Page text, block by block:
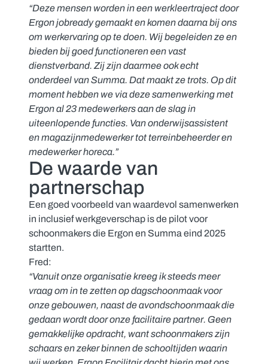
“Deze mensen worden in een werkleertraject door
Ergon jobready gemaakt en komen daarna bij ons
om werkervaring op te doen. Wij begeleiden ze en
bieden bij goed functioneren een vast
dienstverband. Zij zijn daarmee ook echt
onderdeel van Summa. Dat maakt ze trots. Op dit
moment hebben we via deze samenwerking met
Ergon al 23 medewerkers aan de slag in
uiteenlopende functies. Van onderwijsassistent
en magazijnmedewerker tot terreinbeheerder en
medewerker horeca.”
De waarde van
partnerschap
Een goed voorbeeld van waardevol samenwerken
in inclusief werkgeverschap is de pilot voor
schoonmakers die Ergon en Summa eind 2025
startten.
Fred:
“Vanuit onze organisatie kreeg ik steeds meer
vraag om in te zetten op dagschoonmaak voor
onze gebouwen, naast de avondschoonmaak die
gedaan wordt door onze facilitaire partner. Geen
gemakkelijke opdracht, want schoonmakers zijn
schaars en zeker binnen de schooltijden waarin